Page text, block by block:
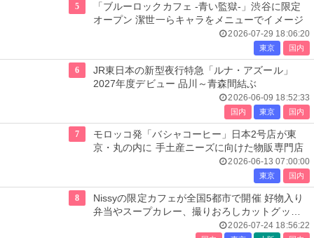
5
「ブルーロックカフェ -青い監獄-」渋谷に限定
オープン 潔世一らキャラをメニューでイメージ
2026-07-29 18:06:20
東京 国内
6
JR東日本の新型夜行特急「ルナ・アズール」
2027年度デビュー 品川～青森間結ぶ
2026-06-09 18:52:33
国内 東京 国内
7
モロッコ発「バシャコーヒー」日本2号店が東
京・丸の内に 手土産ニーズに向けた物販専門店
2026-06-13 07:00:00
東京 国内
8
Nissyの限定カフェが全国5都市で開催 好物入り
弁当やスープカレー、撮りおろしカットグッズ
2026-07-24 18:56:22